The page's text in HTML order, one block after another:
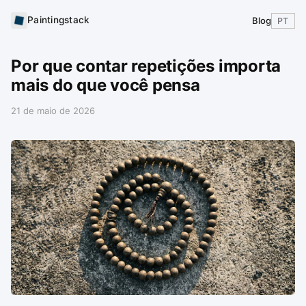
Paintingstack Blog PT
Por que contar repetições importa
mais do que você pensa
21 de maio de 2026